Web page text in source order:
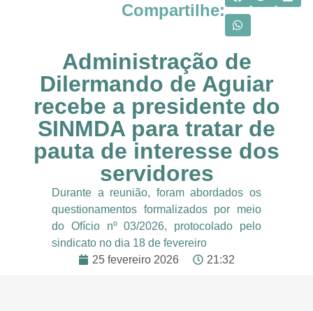
Compartilhe:
Administração de
Dilermando de Aguiar
recebe a presidente do
SINMDA para tratar de
pauta de interesse dos
servidores
Durante a reunião, foram abordados os
questionamentos formalizados por meio
do Ofício nº 03/2026, protocolado pelo
sindicato no dia 18 de fevereiro
25 fevereiro 2026
21:32